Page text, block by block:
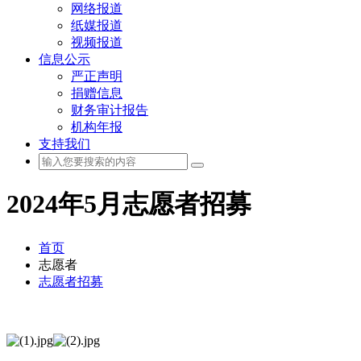
网络报道
纸媒报道
视频报道
信息公示
严正声明
捐赠信息
财务审计报告
机构年报
支持我们
2024年5月志愿者招募
首页
志愿者
志愿者招募